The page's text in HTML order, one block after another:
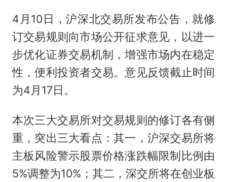
4月10日，沪深北交易所发布公告，就修
订交易规则向市场公开征求意见，以进一
步优化证券交易机制，增强市场内在稳定
性，便利投资者交易。意见反馈截止时间
为4月17日。
本次三大交易所对交易规则的修订各有侧
重，突出三大看点：其一，沪深交易所将
主板风险警示股票价格涨跌幅限制比例由
5%调整为10%；其二，深交所将在创业板